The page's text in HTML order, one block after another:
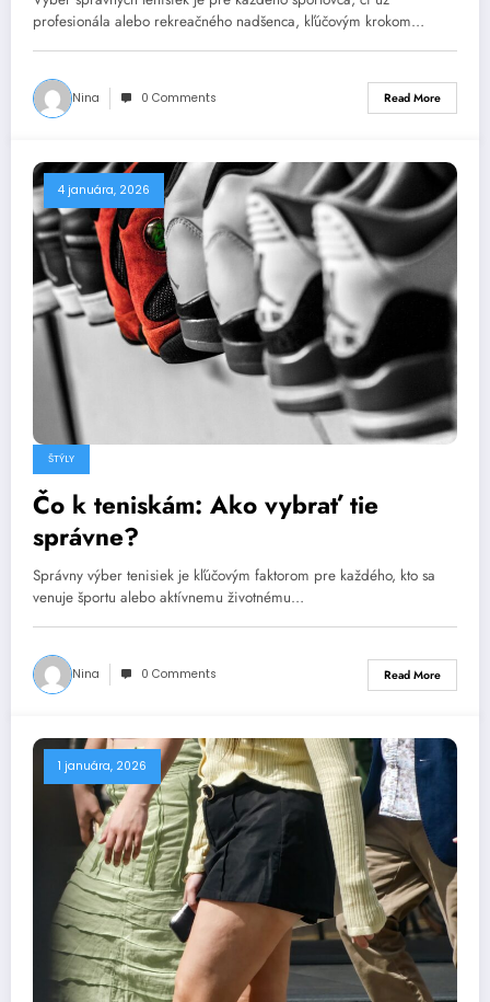
profesionála alebo rekreačného nadšenca, kľúčovým krokom…
Nina 0 Comments Read More
4 januára, 2026
ŠTÝLY
Čo k teniskám: Ako vybrať tie
správne?
Správny výber tenisiek je kľúčovým faktorom pre každého, kto sa
venuje športu alebo aktívnemu životnému…
Nina 0 Comments Read More
1 januára, 2026